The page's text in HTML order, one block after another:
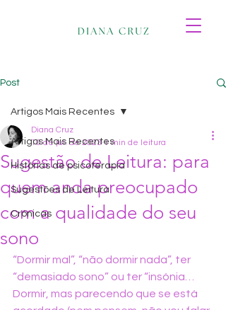
Post
Artigos Mais Recentes
Histórias de psicoterapia
Sugestões de Leitura
Crónicas
Artigos Mais Recentes
Sugestão de Leitura: para
quem anda preocupado
com a qualidade do seu
sono
Diana Cruz
10 de jul. de 2023 1 min de leitura
“Dormir mal”, “não dormir nada”, ter
“demasiado sono” ou ter “insónia…
Dormir, mas parecendo que se está